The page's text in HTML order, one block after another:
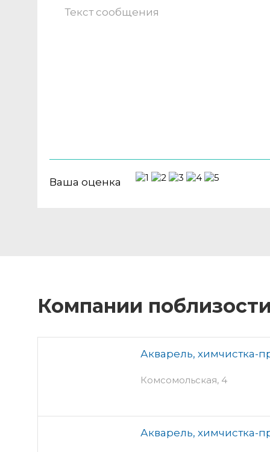
Ваша оценка
Компании
Акварель, химчистка-
Комсомольская, 4
Акварель, химчистка-